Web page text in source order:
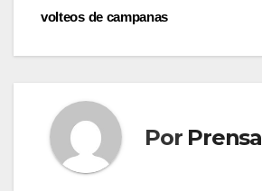
volteos de campanas
Por Prensa